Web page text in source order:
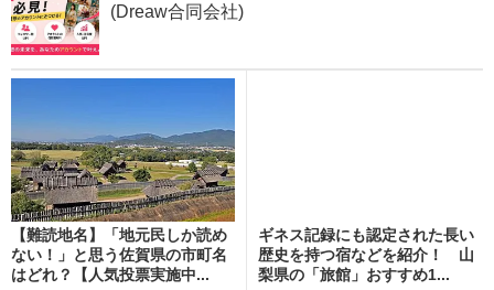
(Dreaw合同会社)
【難読地名】「地元民しか読め
ない！」と思う佐賀県の市町名
はどれ？【人気投票実施中...
ギネス記録にも認定された長い
歴史を持つ宿などを紹介！ 山
梨県の「旅館」おすすめ1...